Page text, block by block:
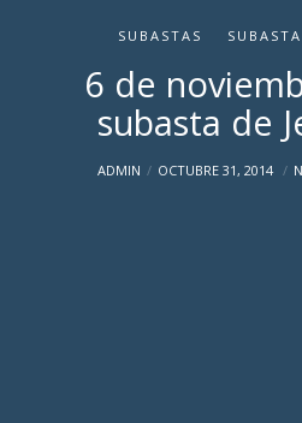
SUBASTAS
6 de
subasta de
ADMIN OCTUBRE 31, 2014